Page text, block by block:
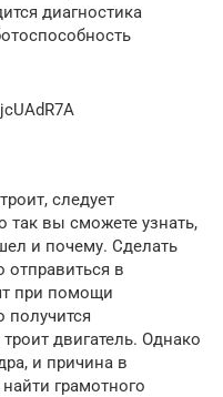
диагностика
следует
так вы сможете узнать,
и почему. Сделать
в
при помощи
получится
двигатель. Однако
и причина в
грамотного